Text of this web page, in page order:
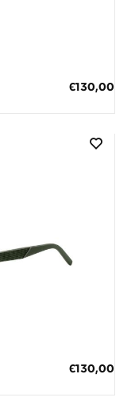
Ειδική
€130,00
Ειδική
€130,00